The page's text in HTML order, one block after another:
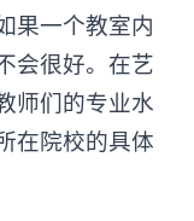
果一个教室内
会很好。在艺
师们的专业水
在院校的具体